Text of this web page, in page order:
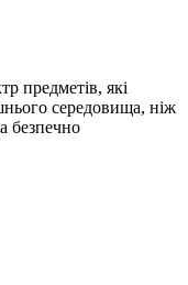
предметів, які
середовища, ніж
безпечно